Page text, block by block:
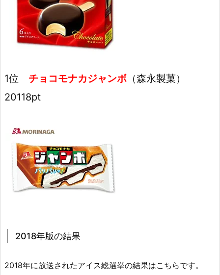
1位 チョコモナカジャンボ （森永製菓）
20118pt
2018年版の結果
2018年に放送されたアイス総選挙の結果はこちらです。